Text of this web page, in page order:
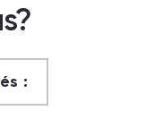
: